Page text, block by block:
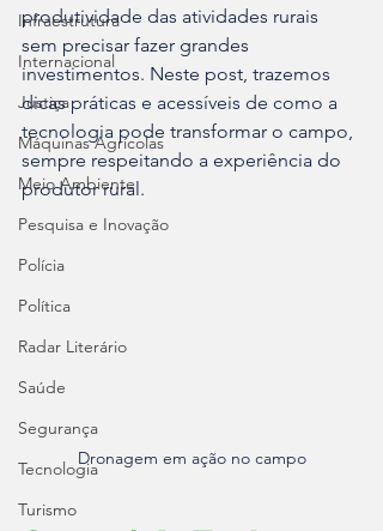
Infraestrutura
Internacional
Justiça
Máquinas Agrícolas
Meio Ambiente
Pesquisa e Inovação
Polícia
Política
Radar Literário
Saúde
Segurança
Tecnologia
Turismo
produtividade das atividades rurais
sem precisar fazer grandes
investimentos. Neste post, trazemos
dicas práticas e acessíveis de como a
tecnologia pode transformar o campo,
sempre respeitando a experiência do
produtor rural.
Dronagem em ação no campo